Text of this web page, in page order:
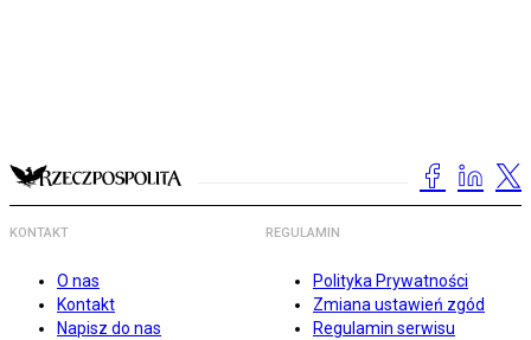
KONTAKT
O nas
Kontakt
Napisz do nas
REGULAMIN
Polityka Prywatności
Zmiana ustawień zgód
Regulamin serwisu